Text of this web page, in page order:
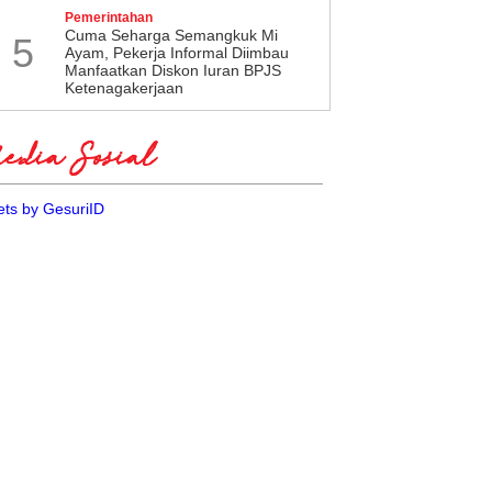
5
Pemerintahan
Cuma Seharga Semangkuk Mi
Ayam, Pekerja Informal Diimbau
Manfaatkan Diskon Iuran BPJS
Ketenagakerjaan
Sosial
by GesuriID